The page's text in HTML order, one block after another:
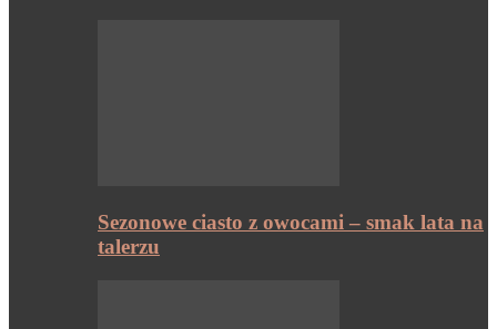
Sezonowe ciasto z owocami – smak lata na
talerzu